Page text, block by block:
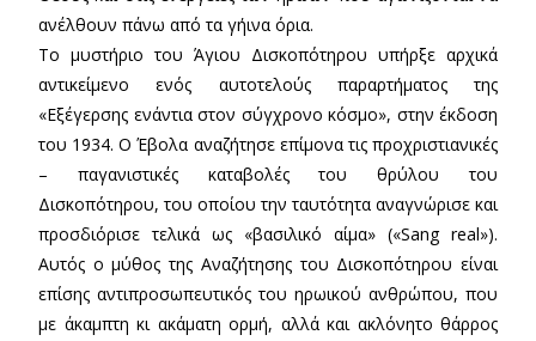
ανέλθουν πάνω από τα γήινα όρια.
Το μυστήριο του Άγιου Δισκοπότηρου υπήρξε αρχικά
αντικείμενο ενός αυτοτελούς παραρτήματος της
«Εξέγερσης ενάντια στον σύγχρονο κόσμο», στην έκδοση
του 1934. Ο Έβολα αναζήτησε επίμονα τις προχριστιανικές
– παγανιστικές καταβολές του θρύλου του
Δισκοπότηρου, του οποίου την ταυτότητα αναγνώρισε και
προσδιόρισε τελικά ως «βασιλικό αίμα» («Sang real»).
Αυτός ο μύθος της Αναζήτησης του Δισκοπότηρου είναι
επίσης αντιπροσωπευτικός του ηρωικού ανθρώπου, που
με άκαμπτη κι ακάματη ορμή, αλλά και ακλόνητο θάρρος